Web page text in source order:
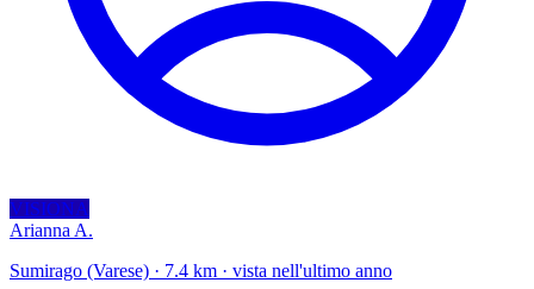
VISIONA
Arianna A.
Sumirago (Varese) · 7.4 km · vista nell'ultimo anno